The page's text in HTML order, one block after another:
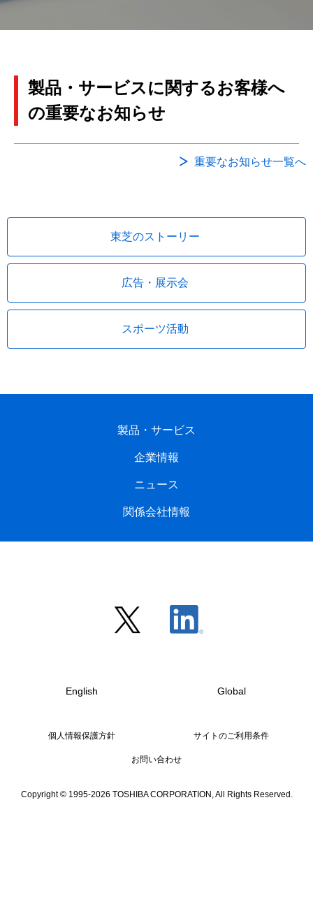
製品・サービスに関するお客様へ
の重要なお知らせ
重要なお知らせ一覧へ
東芝のストーリー
広告・展示会
スポーツ活動
製品・サービス
企業情報
ニュース
関係会社情報
English Global
個人情報保護方針 サイトのご利用条件
お問い合わせ
Copyright © 1995-2026 TOSHIBA CORPORATION, All Rights Reserved.